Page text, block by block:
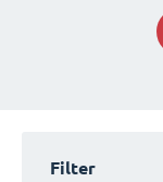
Filter